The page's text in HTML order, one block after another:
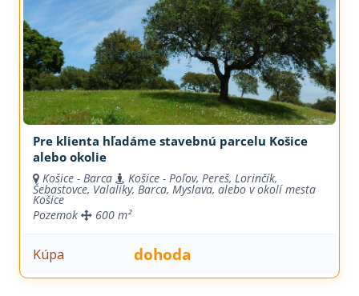
Pre klienta hľadáme stavebnú parcelu Košice
alebo okolie
Košice - Barca Košice - Poľov, Pereš, Lorinčík,
Šebastovce, Valaliky, Barca, Myslava, alebo v okolí mesta
Košice
Pozemok
600 m²
Kúpa dohoda